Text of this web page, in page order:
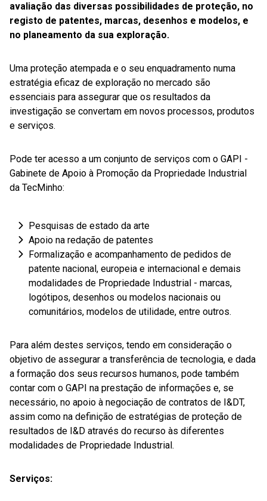
avaliação das diversas possibilidades de proteção, no
registo de patentes, marcas, desenhos e modelos, e
no planeamento da sua exploração.
Uma proteção atempada e o seu enquadramento numa
estratégia eficaz de exploração no mercado são
essenciais para assegurar que os resultados da
investigação se convertam em novos processos, produtos
e serviços.
Pode ter acesso a um conjunto de serviços com o GAPI -
Gabinete de Apoio à Promoção da Propriedade Industrial
da TecMinho:
Pesquisas de estado da arte
Apoio na redação de patentes
Formalização e acompanhamento de pedidos de
patente nacional, europeia e internacional e demais
modalidades de Propriedade Industrial - marcas,
logótipos, desenhos ou modelos nacionais ou
comunitários, modelos de utilidade, entre outros.
Para além destes serviços, tendo em consideração o
objetivo de assegurar a transferência de tecnologia, e dada
a formação dos seus recursos humanos, pode também
contar com o GAPI na prestação de informações e, se
necessário, no apoio à negociação de contratos de I&DT,
assim como na definição de estratégias de proteção de
resultados de I&D através do recurso às diferentes
modalidades de Propriedade Industrial.
Serviços: